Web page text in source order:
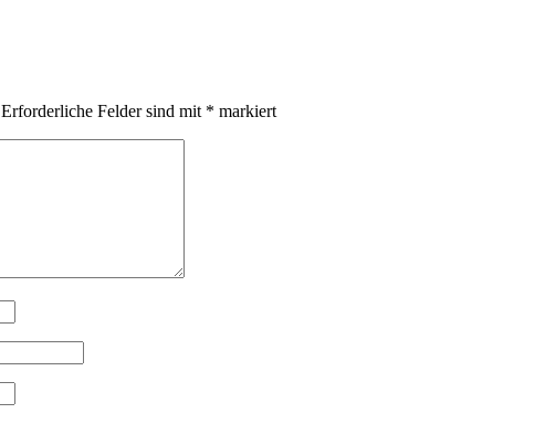
Erforderliche Felder sind mit * markiert